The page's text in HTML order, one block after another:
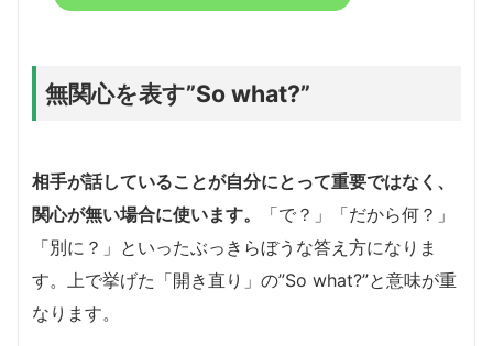
無関心を表す”So what?”
相手が話していることが自分にとって重要ではなく、
関心が無い場合に使います。
「で？」「だから何？」
「別に？」といったぶっきらぼうな答え方になりま
す。上で挙げた「開き直り」の”So what?”と意味が重
なります。